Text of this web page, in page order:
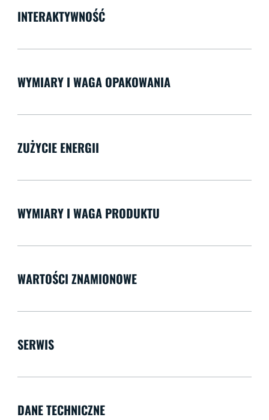
INTERAKTYWNOŚĆ
WYMIARY I WAGA OPAKOWANIA
ZUŻYCIE ENERGII
WYMIARY I WAGA PRODUKTU
WARTOŚCI ZNAMIONOWE
SERWIS
DANE TECHNICZNE